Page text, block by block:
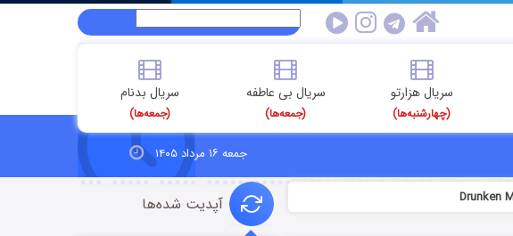
سریال هزارتو
(چهارشنبه‌ها)
سریال بی عاطفه
(جمعه‌ها)
سریال بدنام
(جمعه‌ها)
جمعه ۱۶ مرداد ۱۴۰۵
آپدیت شده‌ها